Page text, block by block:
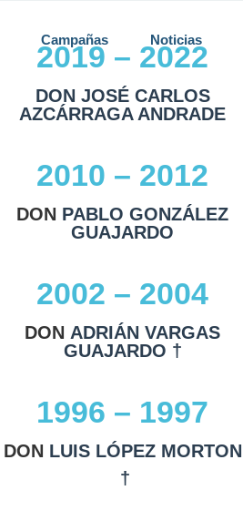
Campañas Noticias
2019 – 2022
DON JOSÉ CARLOS
AZCÁRRAGA ANDRADE
2010 – 2012
DON PABLO GONZÁLEZ
GUAJARDO
2002 – 2004
DON ADRIÁN VARGAS
GUAJARDO †
1996 – 1997
DON LUIS LÓPEZ MORTON
†